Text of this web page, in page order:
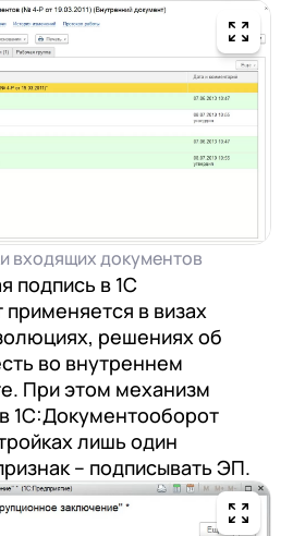
входящих документов
подпись в 1С
в визах
решениях об
во внутреннем
При этом механизм
1С:Документооборот
лишь один
– подписывать ЭП.